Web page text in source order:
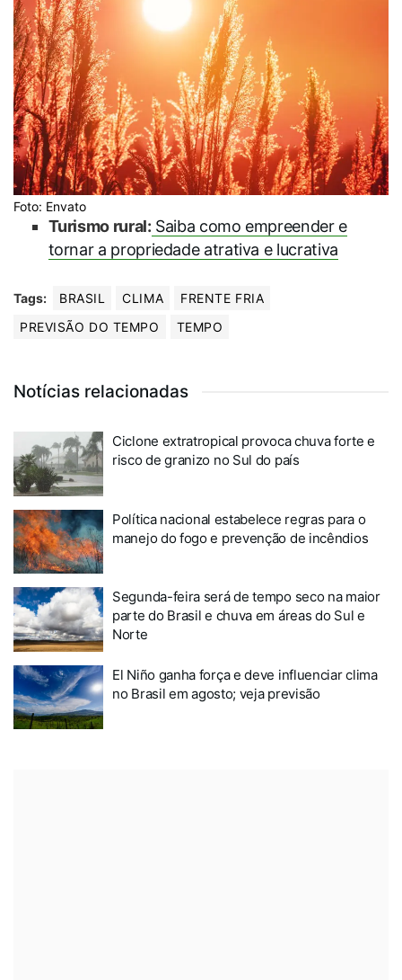
Foto: Envato
Turismo rural: Saiba como empreender e
tornar a propriedade atrativa e lucrativa
Tags: BRASIL CLIMA
FRENTE FRIA
PREVISÃO DO TEMPO
TEMPO
Notícias relacionadas
Ciclone extratropical provoca chuva forte e
risco de granizo no Sul do país
Política nacional estabelece regras para o
manejo do fogo e prevenção de incêndios
Segunda-feira será de tempo seco na maior
parte do Brasil e chuva em áreas do Sul e
Norte
El Niño ganha força e deve influenciar clima
no Brasil em agosto; veja previsão